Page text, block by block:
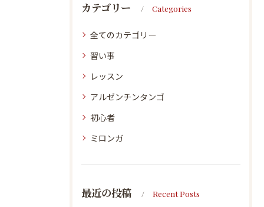
カテゴリー Categories
全てのカテゴリー
習い事
レッスン
アルゼンチンタンゴ
初心者
ミロンガ
最近の投稿 Recent Posts